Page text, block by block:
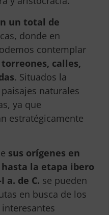
un total de
donde en
contemplar
torreones, calles,
. Situados la
naturales
ya que
estratégicamente
sus orígenes en
hasta la etapa ibero
a. de C. se pueden
en busca de los